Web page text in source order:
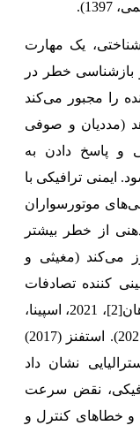
، 1397).
شناختی، یک مهارت
بازشناسی خطر در
را مجبور می‌کند
(مددیان و صوفی
و پاسخ دادن به
ایمنی ترافیکی با
موتور‌سواران
از خطر بیشتر
می‌کند (مغیثی و
پیش‌بینی کننده تصادفات
[2]
، 2021، اسپینا،
، 2021). استفنز (2017)
استرالیایی نشان داد
نقض سرعت
و خطاهای کنترل و